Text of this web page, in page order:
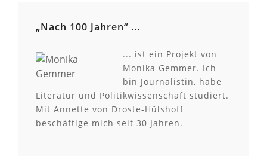
„Nach 100 Jahren“ ...
... ist ein Projekt von
Monika Gemmer. Ich
bin Journalistin, habe
Literatur und Politikwissenschaft studiert.
Mit Annette von Droste-Hülshoff
beschäftige mich seit 30 Jahren.